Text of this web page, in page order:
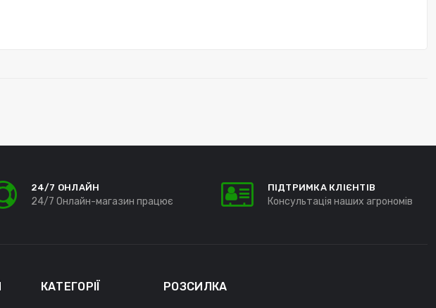
24/7 ОНЛАЙН
24/7 Онлайн-магазин працює
ПІДТРИМКА КЛІЄНТІВ
Консультація наших агрономів
КАТЕГОРІЇ РОЗСИЛКА